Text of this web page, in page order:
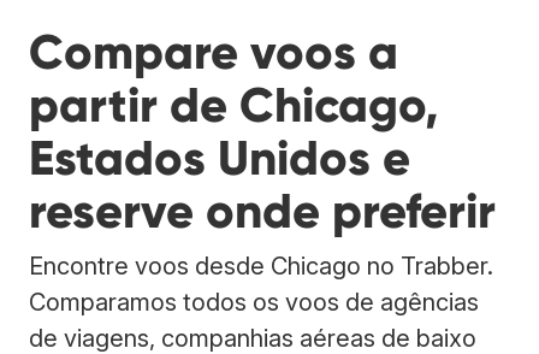
Compare voos a
partir de Chicago,
Estados Unidos e
reserve onde preferir
Encontre voos desde Chicago no Trabber.
Comparamos todos os voos de agências
de viagens, companhias aéreas de baixo